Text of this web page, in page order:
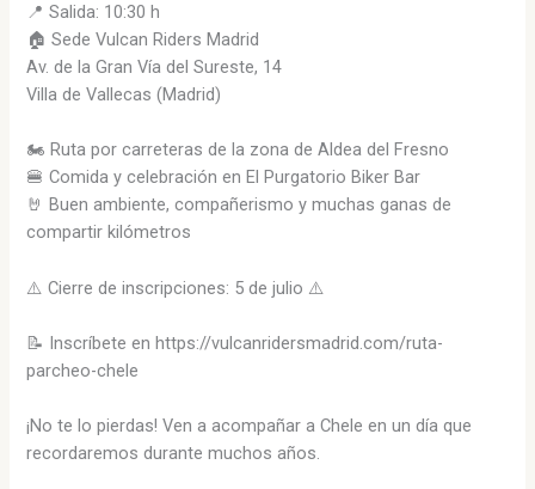
📍 Salida: 10:30 h
🏠 Sede Vulcan Riders Madrid
Av. de la Gran Vía del Sureste, 14
Villa de Vallecas (Madrid)
🏍️ Ruta por carreteras de la zona de Aldea del Fresno
🍔 Comida y celebración en El Purgatorio Biker Bar
🤘 Buen ambiente, compañerismo y muchas ganas de
compartir kilómetros
⚠️ Cierre de inscripciones: 5 de julio ⚠️
📝 Inscríbete en https://vulcanridersmadrid.com/ruta-
parcheo-chele
¡No te lo pierdas! Ven a acompañar a Chele en un día que
recordaremos durante muchos años.